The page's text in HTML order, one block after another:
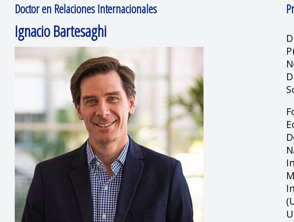
Doctor en Relaciones Internacionales
Ignacio Bartesaghi